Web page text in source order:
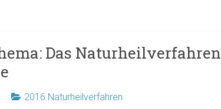
Das Naturheilverfahren
2016 Naturheilverfahren